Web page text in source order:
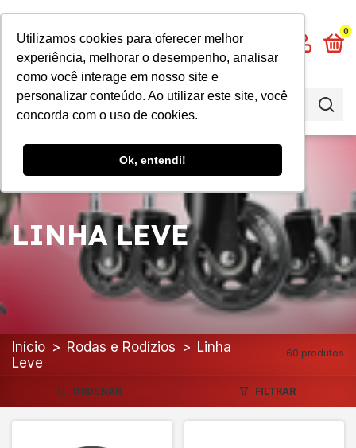
Utilizamos cookies para oferecer melhor
experiência, melhorar o desempenho, analisar
como você interage em nosso site e
personalizar conteúdo. Ao utilizar este site, você
concorda com o uso de cookies.
Ok, entendi!
0
LINHA LEVE
Início > Rodas e Rodízios > Linha
Leve
60 produtos
ORDENAR FILTRAR